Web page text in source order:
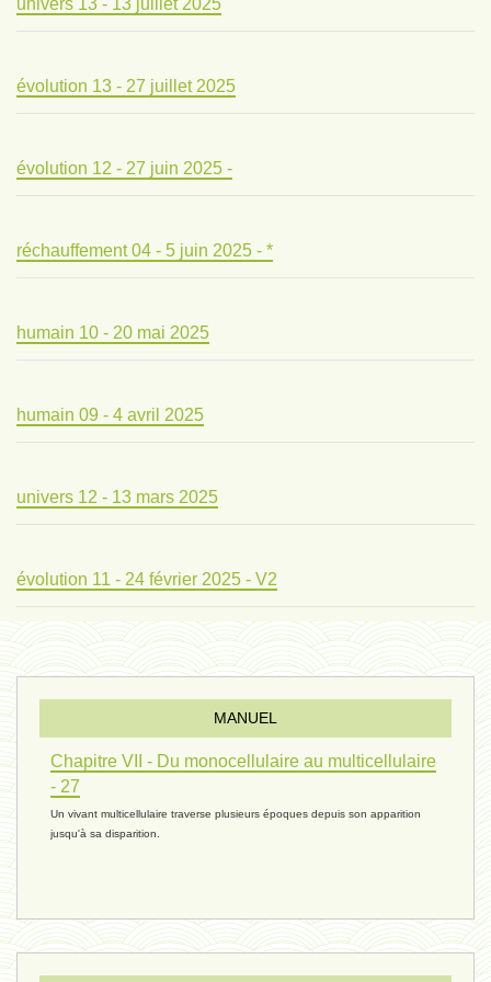
univers 13 - 13 juillet 2025
évolution 13 - 27 juillet 2025
évolution 12 - 27 juin 2025 -
réchauffement 04 - 5 juin 2025 - *
humain 10 - 20 mai 2025
humain 09 - 4 avril 2025
univers 12 - 13 mars 2025
évolution 11 - 24 février 2025 - V2
évolution 10 - 4 février 2025
réconciliations 04 - 26 janvier
réchauffement 03 - 26 janvier 2025
MANUEL
Chapitre VII - Du monocellulaire au multicellulaire
- 27
Un vivant multicellulaire traverse plusieurs époques depuis son apparition
jusqu'à sa disparition.